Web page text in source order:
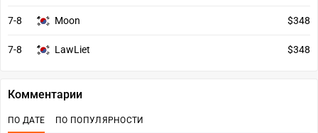
7-8 Moon $348
7-8 LawLiet $348
Комментарии
ПО ДАТЕ ПО ПОПУЛЯРНОСТИ